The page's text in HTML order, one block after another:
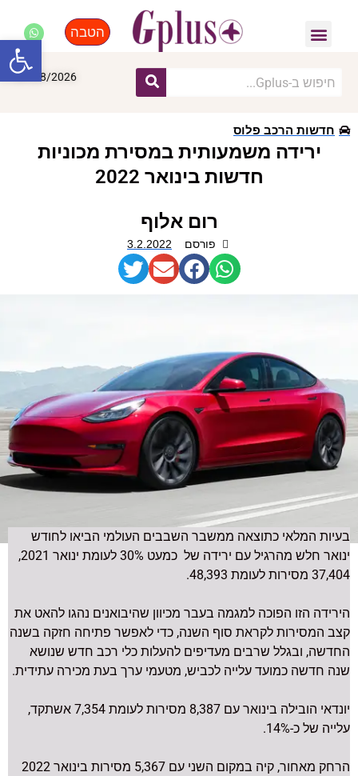
הטבה
07/08/2026
חדשות הרכב פלוס
ירידה משמעותית במסירת מכוניות
חדשות בינואר 2022
רום אלוף
פורסם 3.2.2022
בעיות המלאי כתוצאה ממשבר השבבים העולמי הביאו לחודש
ינואר חלש מהרגיל עם ירידה של כמעט 30% לעומת ינואר 2021,
37,404 מסירות לעומת 48,393.
הירידה הזו הפוכה למגמה בעבר מכיוון שהיבואנים נהגו להאט את
קצב המסירות לקראת סוף השנה, כדי לאפשר פתיחה חזקה בשנה
החדשה, ובגלל שרבים מעדיפים להעלות כלי רכב חדש שנושא
שנה חדשה כמועד עלייה לכביש, מטעמי ערך בעת מכירה עתידית.
יונדאי הובילה בינואר עם 8,387 מסירות לעומת 7,354 אשתקד,
עלייה של כ-14%.
הרחק מאחור, קיה במקום השני עם 5,367 מסירות בינואר 2022
פתח